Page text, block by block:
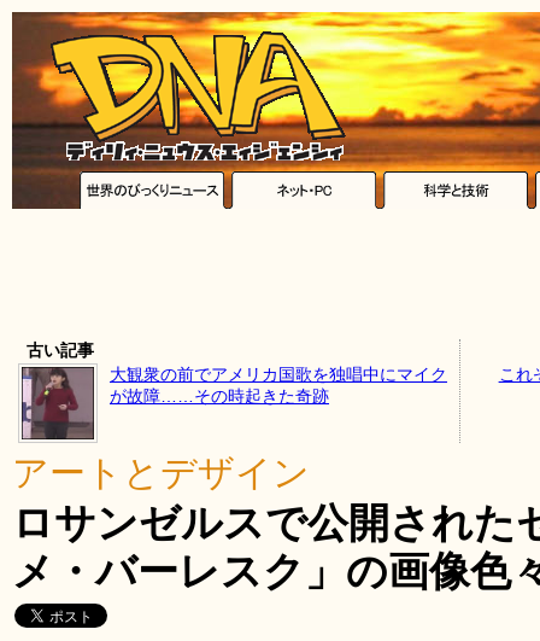
古い記事
大観衆の前でアメリカ国歌を独唱中にマイク
が故障……その時起きた奇跡
これ
アートとデザイン
ロサンゼルスで公開された
メ・バーレスク」の画像色